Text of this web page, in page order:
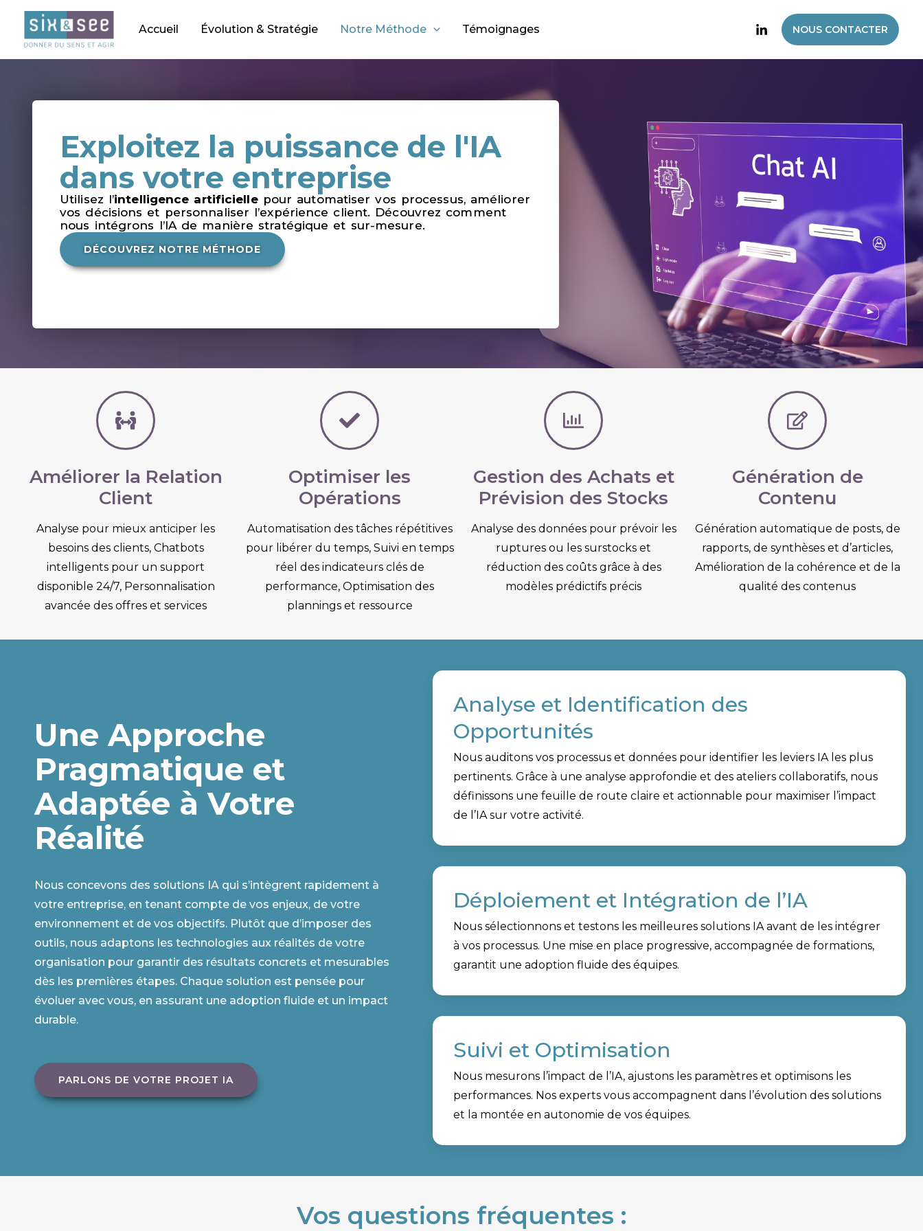
content
Accueil Évolution & Stratégie Notre Méthode Témoignages NOUS CONTACTER
Exploitez la puissance de l'IA
dans votre entreprise
Utilisez l’intelligence artificiellepour automatiser vos processus, améliorer
vos décisions et personnaliser l’expérience client. Découvrez comment
nous intégrons l’IA de manière stratégique et sur-mesure.
DÉCOUVREZ NOTRE MÉTHODE
Améliorer la Relation
Client
Analyse pour mieux anticiper les
besoins des clients, Chatbots
intelligents pour un support
disponible 24/7, Personnalisation
avancée des offres et services
Optimiser les
Opérations
Automatisation des tâches répétitives
pour libérer du temps, Suivi en temps
réel des indicateurs clés de
performance, Optimisation des
plannings et ressource
Gestion des Achats et
Prévision des Stocks​
Analyse des données pour prévoir les
ruptures ou les surstocks et
réduction des coûts grâce à des
modèles prédictifs précis
Génération de
Contenu
Génération automatique de posts, de
rapports, de synthèses et d’articles,
Amélioration de la cohérence et de la
qualité des contenus
Une Approche
Pragmatique et
Adaptée à Votre
Réalité
Nous concevons des solutions IA qui s’intègrent rapidement à
votre entreprise, en tenant compte de vos enjeux, de votre
environnement et de vos objectifs. Plutôt que d’imposer des
outils, nous adaptons les technologies aux réalités de votre
organisation pour garantir des résultats concrets et mesurables
dès les premières étapes. Chaque solution est pensée pour
évoluer avec vous, en assurant une adoption fluide et un impact
durable.
PARLONS DE VOTRE PROJET IA
Analyse et Identification des
Opportunités
Nous auditons vos processus et données pour identifier les leviers IA les plus
pertinents. Grâce à une analyse approfondie et des ateliers collaboratifs, nous
définissons une feuille de route claire et actionnable pour maximiser l’impact
de l’IA sur votre activité.
Déploiement et Intégration de l’IA
Nous sélectionnons et testons les meilleures solutions IA avant de les intégrer
à vos processus. Une mise en place progressive, accompagnée de formations,
garantit une adoption fluide des équipes.
Suivi et Optimisation
Nous mesurons l’impact de l’IA, ajustons les paramètres et optimisons les
performances. Nos experts vous accompagnent dans l’évolution des solutions
et la montée en autonomie de vos équipes.
Vos questions fréquentes :